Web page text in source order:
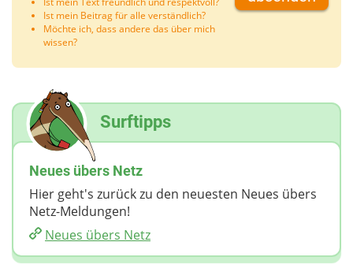
Ist mein Beitrag für alle verständlich?
Möchte ich, dass andere das über mich
wissen?
Surftipps
Neues übers Netz
Hier geht's zurück zu den neuesten Neues übers
Netz-Meldungen!
Neues übers Netz